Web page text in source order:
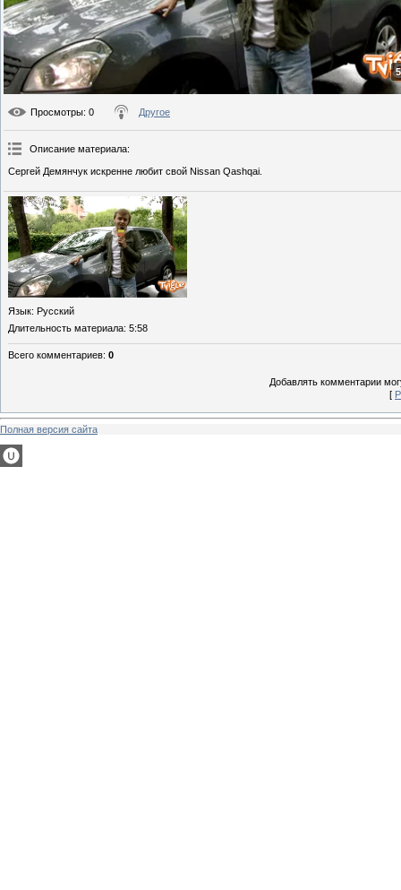
Просмотры: 0 Другое
Описание материала:
Сергей Демянчук искренне любит свой Nissan Qashqai.
Язык: Русский
Длительность материала: 5:58
Всего комментариев: 0
Добавлять комментарии
[
Полная версия сайта